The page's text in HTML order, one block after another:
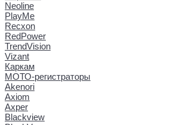
Neoline
PlayMe
Recxon
RedPower
TrendVision
Vizant
Каркам
МОТО-регистраторы
Akenori
Axiom
Axper
Blackview